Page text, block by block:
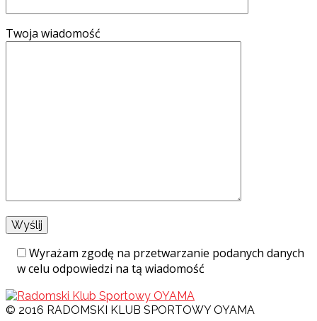
Twoja wiadomość
Wyrażam zgodę na przetwarzanie podanych danych
w celu odpowiedzi na tą wiadomość
© 2016 RADOMSKI KLUB SPORTOWY OYAMA